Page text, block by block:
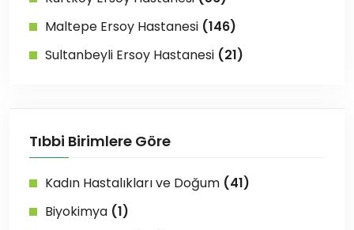
Maltepe Ersoy Hastanesi (146)
Sultanbeyli Ersoy Hastanesi (21)
Tıbbi Birimlere Göre
Kadın Hastalıkları ve Doğum (41)
Biyokimya (1)